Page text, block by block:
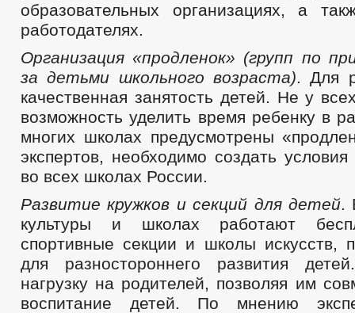
образовательных организациях, а
работодателях.
Организация «продленок» (групп по
за детьми школьного возраста). Для
качественная занятость детей. Не у
возможность уделить время ребенку в
многих школах предусмотрены
экспертов, необходимо создать
во всех школах России.
Развитие кружков и секций для детей.
культуры и школах работают
спортивные секции и школы искусств,
для разностороннего развития
нагрузку на родителей, позволяя им
воспитание детей. По мнению